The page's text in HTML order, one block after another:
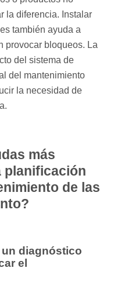
la diferencia. Instalar
también ayuda a
provocar bloqueos. La
del sistema de
del mantenimiento
la necesidad de
más
planificación
de las
diagnóstico
el